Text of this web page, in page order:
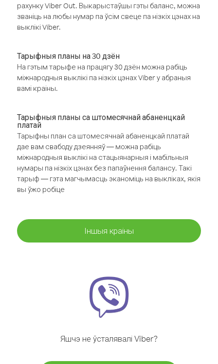
рахунку Viber Out. Выкарыстаўшы гэты баланс, можна
званіць на любы нумар па ўсім свеце па нізкіх цэнах на
выклікі Viber.
Тарыфныя планы на 30 дзён
На гэтым тарыфе на працягу 30 дзён можна рабіць
міжнародныя выклікі па нізкіх цэнах Viber у абраныя
вамі краіны.
Тарыфныя планы са штомесячнай абаненцкай
платай
Тарыфны план са штомесячнай абаненцкай платай
дае вам свабоду дзеянняў — можна рабіць
міжнародныя выклікі на стацыянарныя і мабільныя
нумары па нізкіх цэнах без папаўнення балансу. Такі
тарыф — гэта магчымасць эканоміць на выкліках, якія
вы ўжо робіце
Іншыя краіны
Яшчэ не ўсталявалі Viber?